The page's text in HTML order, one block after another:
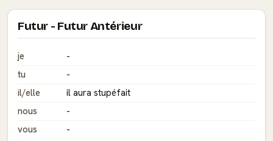
Futur - Futur Antérieur
je
-
tu
-
il/elle
il aura stupéfait
nous
-
vous
-